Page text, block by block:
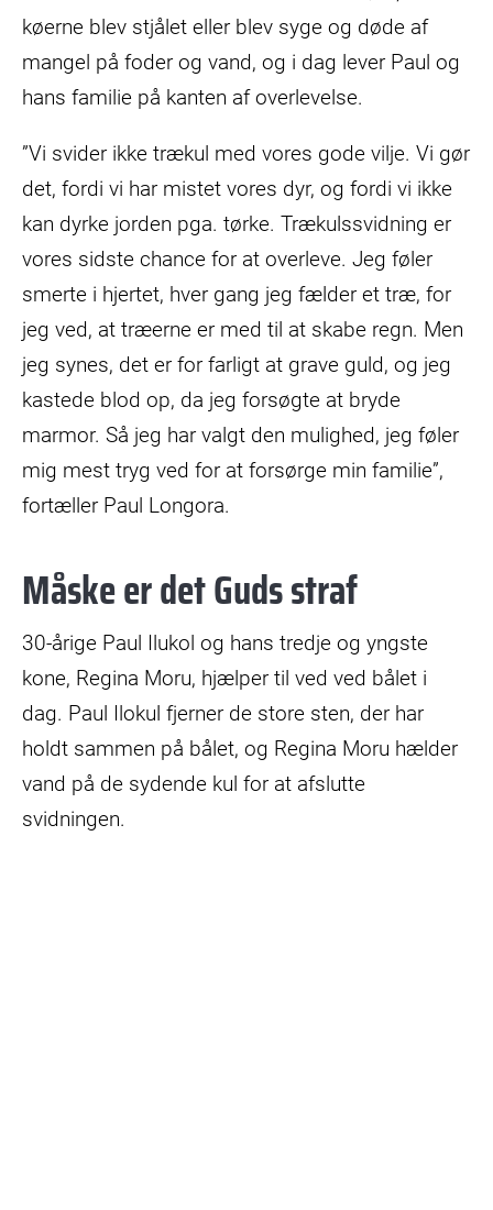
køerne blev stjålet eller blev syge og døde af
mangel på foder og vand, og i dag lever Paul og
hans familie på kanten af overlevelse.
”Vi svider ikke trækul med vores gode vilje. Vi gør
det, fordi vi har mistet vores dyr, og fordi vi ikke
kan dyrke jorden pga. tørke. Trækulssvidning er
vores sidste chance for at overleve. Jeg føler
smerte i hjertet, hver gang jeg fælder et træ, for
jeg ved, at træerne er med til at skabe regn. Men
jeg synes, det er for farligt at grave guld, og jeg
kastede blod op, da jeg forsøgte at bryde
marmor. Så jeg har valgt den mulighed, jeg føler
mig mest tryg ved for at forsørge min familie”,
fortæller Paul Longora.
Måske er det Guds straf
30-årige Paul Ilukol og hans tredje og yngste
kone, Regina Moru, hjælper til ved ved bålet i
dag. Paul Ilokul fjerner de store sten, der har
holdt sammen på bålet, og Regina Moru hælder
vand på de sydende kul for at afslutte
svidningen.